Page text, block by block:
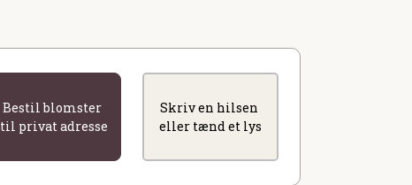
Bestil blomster
til privat adresse
Skriv en hilsen
eller tænd et lys